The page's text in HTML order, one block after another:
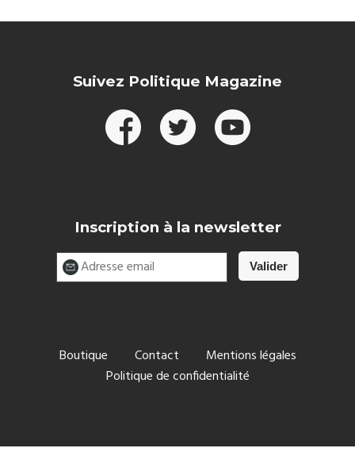
Suivez Politique Magazine
Inscription à la newsletter
Boutique Contact
Mentions légales
Politique de confidentialité